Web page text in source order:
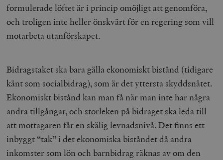
formulerade löftet är i princip omöjligt att genomföra,
och troligen inte heller önskvärt för en regering som vill
motarbeta utanförskapet.
Bidragstaket ska bara gälla ekonomiskt bistånd (tidigare
känt som socialbidrag), som är det yttersta skyddsnätet.
Ekonomiskt bistånd kan man få när man inte har några
andra tillgångar, och storleken på bidraget ska leda till
att mottagaren får en skälig levnadsnivå. Det finns ett
inbyggt “tak” i det ekonomiska biståndet då andra
inkomster som lön och barnbidrag räknas av om den